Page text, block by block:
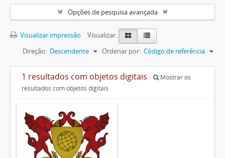
Opções de pesquisa avançada
Visualizar impressão
Visualizar:
Ordenar por: Código de referência
Direção: Descendente
1 resultados com objetos digitais
Mostrar os
resultados com objetos digitais